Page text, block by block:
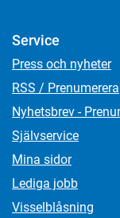
Service
Press och nyheter
RSS / Prenumerera
Nyhetsbrev -
Självservice
Mina sidor
Lediga jobb
Visselblåsning